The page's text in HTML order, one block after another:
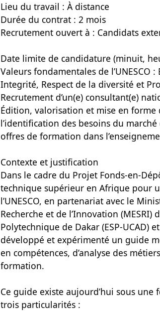
Lieu du travail : À distance
Durée du contrat : 2 mois
Recrutement ouvert à : Candidats
Date limite de candidature (minuit,
Valeurs fondamentales de l’UNESCO
Integrité, Respect de la diversité et
Recrutement d’un(e) consultant(e)
Édition, valorisation et mise en
l’identification des besoins du
offres de formation dans
Contexte et justification
Dans le cadre du Projet Fonds-en-
technique supérieur en Afrique pour
l’UNESCO, en partenariat avec le
Recherche et de l’Innovation (MESRI)
Polytechnique de Dakar (ESP-UCAD)
développé et expérimenté un guide
en compétences, d’analyse des
formation.
Ce guide existe aujourd’hui sous
trois particularités :